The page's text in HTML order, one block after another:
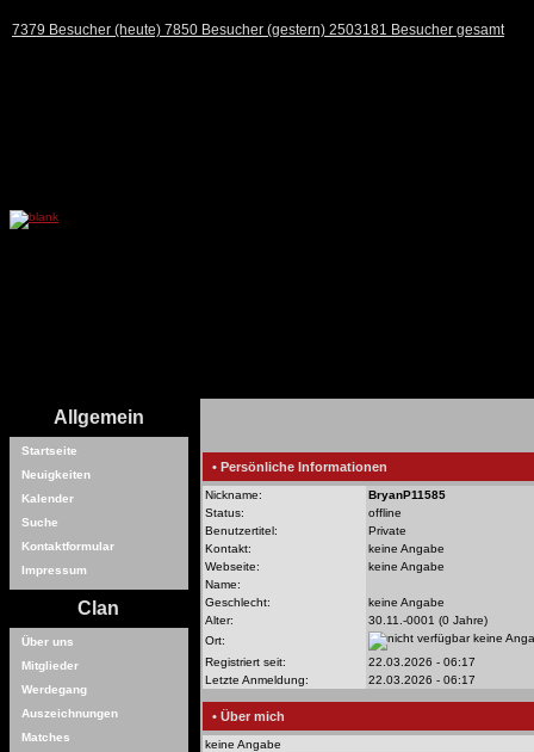
7379 Besucher (heute) 7850 Besucher (gestern) 2503181 Besucher gesamt
Allgemein
Startseite
Neuigkeiten
Kalender
Suche
Kontaktformular
Impressum
Clan
Über uns
Mitglieder
Werdegang
Auszeichnungen
Matches
• Persönliche Informationen
Nickname:
BryanP11585
Status:
offline
Benutzertitel:
Private
Kontakt:
keine Angabe
Webseite:
keine Angabe
Name:
Geschlecht:
keine Angabe
Alter:
30.11.-0001 (0 Jahre)
Ort:
keine
Registriert seit:
22.03.2026 - 06:17
Letzte Anmeldung:
22.03.2026 - 06:17
• Über mich
keine Angabe